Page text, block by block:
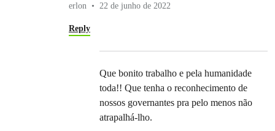
erlon 22 de junho de 2022
Reply
Que bonito trabalho e pela humanidade
toda!! Que tenha o reconhecimento de
nossos governantes pra pelo menos não
atrapalhá-lho.